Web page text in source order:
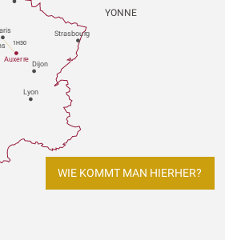
aris
Dijon
Lyon
Auxerre
Strasbourg
1H30
YONNE
WIE KOMMT MAN HIERHER?